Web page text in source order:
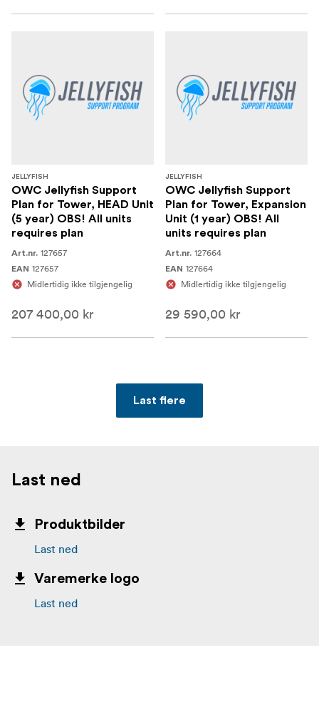
JELLYFISH
OWC Jellyfish Support
Plan for Tower, HEAD Unit
(5 year) OBS! All units
requires plan
Art.nr. 127657
EAN 127657
Midlertidig ikke tilgjengelig
207 400,00 kr
JELLYFISH
OWC Jellyfish Support
Plan for Tower, Expansion
Unit (1 year) OBS! All
units requires plan
Art.nr. 127664
EAN 127664
Midlertidig ikke tilgjengelig
29 590,00 kr
Last flere
Last ned
Produktbilder
Last ned
Varemerke logo
Last ned